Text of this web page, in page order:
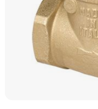
+7 (495) 215-24-81
Заказать звонок
Одинцово, Внуковская
Пункт выдачи заказов